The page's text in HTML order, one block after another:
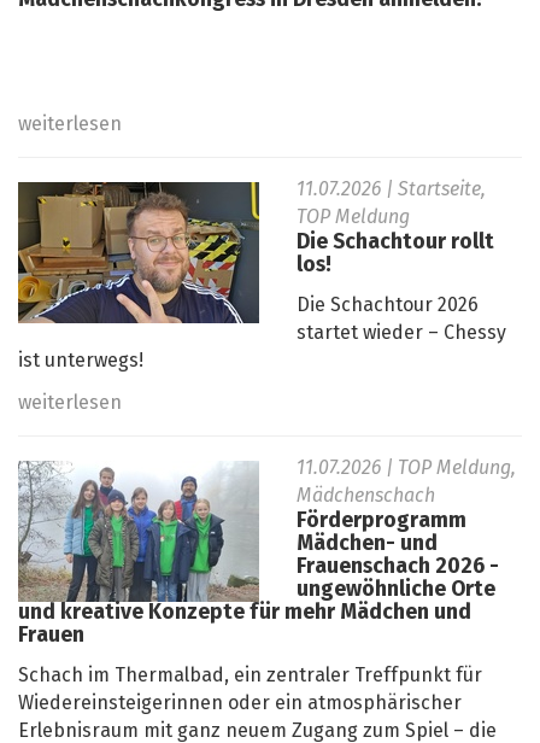
weiterlesen
11.07.2026 | Startseite,
TOP Meldung
Die Schachtour rollt
los!
Die Schachtour 2026
startet wieder – Chessy
ist unterwegs!
weiterlesen
11.07.2026 | TOP Meldung,
Mädchenschach
Förderprogramm
Mädchen- und
Frauenschach 2026 -
ungewöhnliche Orte
und kreative Konzepte für mehr Mädchen und
Frauen
Schach im Thermalbad, ein zentraler Treffpunkt für
Wiedereinsteigerinnen oder ein atmosphärischer
Erlebnisraum mit ganz neuem Zugang zum Spiel – die